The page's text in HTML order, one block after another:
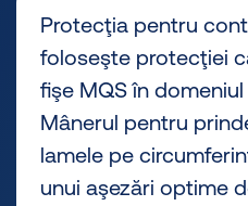
Protecţia pentru
foloseşte protecţiei
fişe MQS în
Mânerul pentru
lamele pe
unui aşezări optime